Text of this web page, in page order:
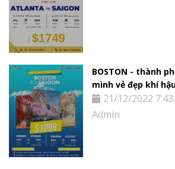
BOSTON - thành
mình vẻ đẹp khí
21/12/2022
Admin